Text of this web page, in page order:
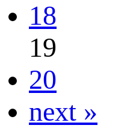
18
19
20
next »